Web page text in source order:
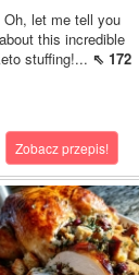
Oh, let me tell you
about this incredible
stuffing!... ⇖ 172
Zobacz przepis!